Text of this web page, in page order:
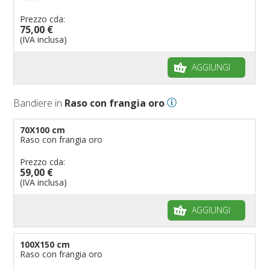
Bandiere per eventi
Bandiere per biciclette
Bandiere per eventi religiosi
Bandiere per ambasciate
Bandiere per riserve naturali e parchi
Bandiere per musicisti
pennoni per bandiere
Come piegare il tricolore
Prezzo cda:
75,00 €
(IVA inclusa)
AGGIUNGI
Bandiere in Raso con frangia oro
70X100 cm
Raso con frangia oro
Prezzo cda:
59,00 €
(IVA inclusa)
AGGIUNGI
100X150 cm
Raso con frangia oro